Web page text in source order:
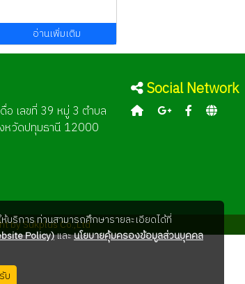
อ่านเพิ่มเติม
อ เลขที่ 39 หมู่ 3 ตำบล
หวัดปทุมธานี 12000
Social Network
by Sukplus Co.,Ltd
บริการ ท่านสามารถศึกษารายละเอียดได้ที่
Policy)และนโยบายคุ้มครองข้อมูลส่วนบุคคล
บ